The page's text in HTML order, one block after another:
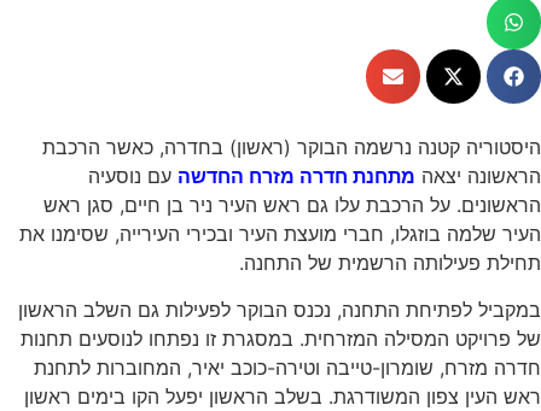
קטנה נרשמה הבוקר (ראשון) בחדרה, כאשר הרכבת
יצאה מתחנת חדרה מזרח החדשהעם נוסעיה
על הרכבת עלו גם ראש העיר ניר בן חיים, סגן ראש
בוזגלו, חברי מועצת העיר ובכירי העירייה, שסימנו את
פעילותה הרשמית של התחנה.
לפתיחת התחנה, נכנס הבוקר לפעילות גם השלב הראשון
המסילה המזרחית. במסגרת זו נפתחו לנוסעים תחנות
שומרון-טייבה וטירה-כוכב יאיר, המחוברות לתחנת
צפון המשודרגת. בשלב הראשון יפעל הקו בימים ראשון